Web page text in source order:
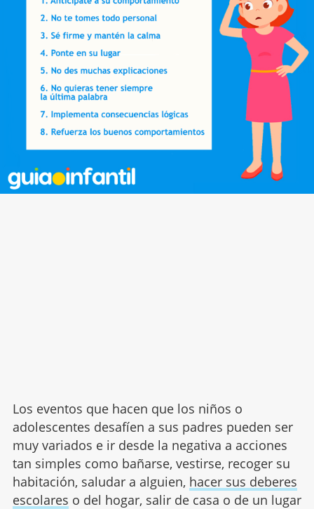
Los eventos que hacen que los niños o
adolescentes desafíen a sus padres pueden ser
muy variados e ir desde la negativa a acciones
tan simples como bañarse, vestirse, recoger su
habitación, saludar a alguien, hacer sus deberes
escolares o del hogar, salir de casa o de un lugar